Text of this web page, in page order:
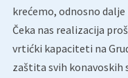
krećemo, odnosno
Čeka nas realizacija
vrtićki kapaciteti na
zaštita svih konavoskih